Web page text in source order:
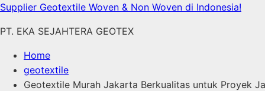
Skip
content
Supplier Geotextile Woven & Non Woven di Indonesia!
PT. EKA SEJAHTERA GEOTEX
Home
geotextile
Geotextile Murah Jakarta Berkualitas untuk Proyek